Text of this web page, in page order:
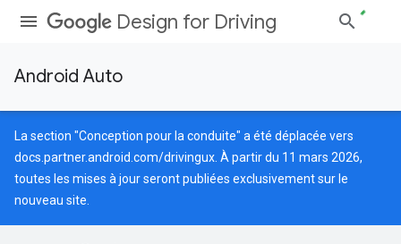
Design for Driving
Android Auto
La section "Conception pour la conduite" a été déplacée vers
docs.partner.android.com/drivingux . À partir du 11 mars 2026,
toutes les mises à jour seront publiées exclusivement sur le
nouveau site.